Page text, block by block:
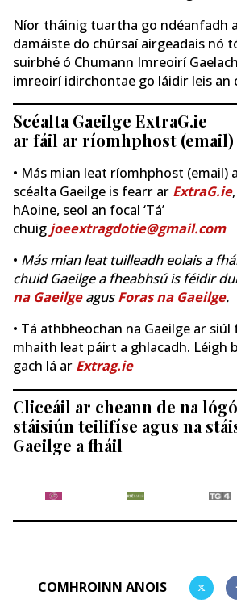
Níor tháinig tuartha go ndéanfadh
damáiste do chúrsaí airgeadais nó
suirbhé ó Chumann Imreoirí
imreoirí idirchontae go láidir leis an
Scéalta Gaeilge ExtraG.ie
ar fáil ar ríomhphost (email)
• Más mian leat ríomhphost (email)
scéalta Gaeilge is fearr ar ExtraG.ie
hAoine, seol an focal ‘Tá’
chuig joeextragdotie@gmail.com
• Más mian leat tuilleadh eolais a
chuid Gaeilge a fheabhsú is féidir
na GaeilgeagusForas na Gaeilge.
• Tá athbheochan na Gaeilge ar
mhaith leat páirt a ghlacadh. Léigh
gach lá ar Extrag.ie
Cliceáil ar cheann de na
stáisiún teilifíse agus na
Gaeilge a fháil
COMHROINN ANOIS